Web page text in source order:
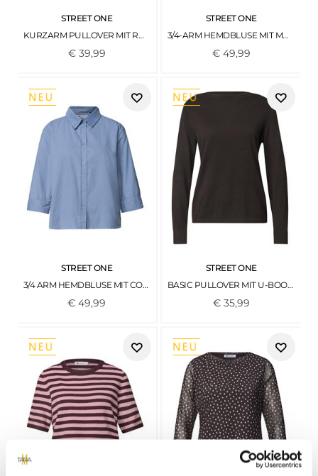
STREET ONE
KURZARM PULLOVER MIT RUNDHALS UND STREIFEN CLAY SAND MEL.
€ 39,99
STREET ONE
3/4-ARM HEMDBLUSE MIT MUSTER SILK BROWN
€ 49,99
STREET ONE
3/4 ARM HEMDBLUSE MIT CORDMIX NORTHERN BLUE
€49,99
STREET ONE
BASIC PULLOVER MIT U-BOOT-AUSSCHNITT BLACK COFFEE
€ 35,99